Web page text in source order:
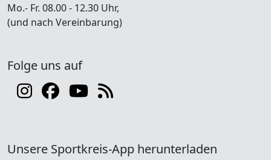
Mo.- Fr. 08.00 - 12.30 Uhr,
(und nach Vereinbarung)
Folge uns auf
Unsere Sportkreis-App herunterladen